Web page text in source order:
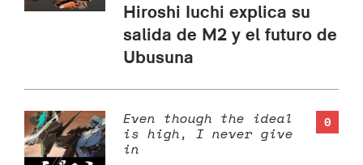
Hiroshi Iuchi explica su
salida de M2 y el futuro de
Ubusuna
0
Even though the ideal
is high, I never give
in